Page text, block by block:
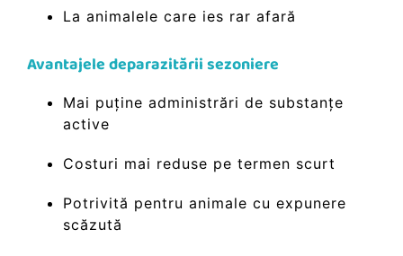
La animalele care ies rar afară
Avantajele deparazitării sezoniere
Mai puține administrări de substanțe
active
Costuri mai reduse pe termen scurt
Potrivită pentru animale cu expunere
scăzută